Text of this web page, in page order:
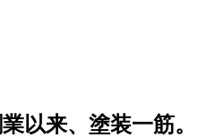
以来、塗装一筋。